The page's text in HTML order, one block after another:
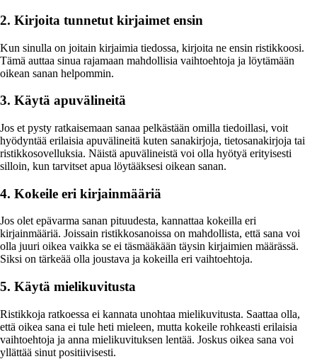
2. Kirjoita tunnetut kirjaimet ensin
Kun sinulla on joitain kirjaimia tiedossa, kirjoita ne ensin ristikkoosi.
Tämä auttaa sinua rajamaan mahdollisia vaihtoehtoja ja löytämään
oikean sanan helpommin.
3. Käytä apuvälineitä
Jos et pysty ratkaisemaan sanaa pelkästään omilla tiedoillasi, voit
hyödyntää erilaisia apuvälineitä kuten sanakirjoja, tietosanakirjoja tai
ristikkosovelluksia. Näistä apuvälineistä voi olla hyötyä erityisesti
silloin, kun tarvitset apua löytääksesi oikean sanan.
4. Kokeile eri kirjainmääriä
Jos olet epävarma sanan pituudesta, kannattaa kokeilla eri
kirjainmääriä. Joissain ristikkosanoissa on mahdollista, että sana voi
olla juuri oikea vaikka se ei täsmääkään täysin kirjaimien määrässä.
Siksi on tärkeää olla joustava ja kokeilla eri vaihtoehtoja.
5. Käytä mielikuvitusta
Ristikkoja ratkoessa ei kannata unohtaa mielikuvitusta. Saattaa olla,
että oikea sana ei tule heti mieleen, mutta kokeile rohkeasti erilaisia
vaihtoehtoja ja anna mielikuvituksen lentää. Joskus oikea sana voi
yllättää sinut positiivisesti.